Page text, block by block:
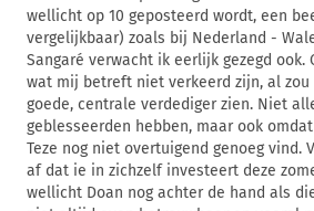
wellicht op 10 geposteerd wordt, een
vergelijkbaar) zoals bij Nederland -
Sangaré verwacht ik eerlijk gezegd ook.
wat mij betreft niet verkeerd zijn, al zou
goede, centrale verdediger zien. Niet
geblesseerden hebben, maar ook
Teze nog niet overtuigend genoeg vind.
af dat ie in zichzelf investeert deze
wellicht Doan nog achter de hand als